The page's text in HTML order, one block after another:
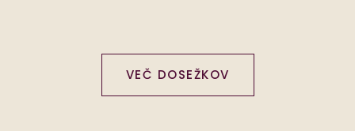
VEČ DOSEŽKOV